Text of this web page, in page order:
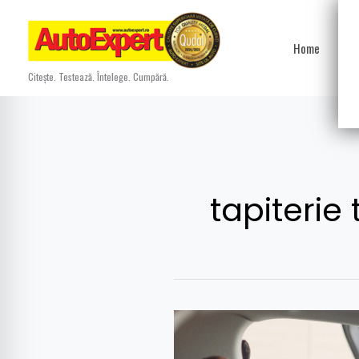
content
Citește. Testează. Întelege. Cumpără.
Home
tapiterie
Tapiterie